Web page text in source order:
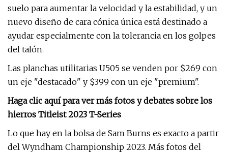
suelo para aumentar la velocidad y la estabilidad, y un
nuevo diseño de cara cónica única está destinado a
ayudar especialmente con la tolerancia en los golpes
del talón.
Las planchas utilitarias U505 se venden por $269 con
un eje "destacado" y $399 con un eje "premium".
Haga clic aquí para ver más fotos y debates sobre los
hierros Titleist 2023 T-Series
Lo que hay en la bolsa de Sam Burns es exacto a partir
del Wyndham Championship 2023. Más fotos del